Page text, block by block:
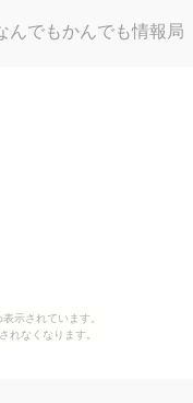
示されています。
れなくなります。
んでもかんでも情報局